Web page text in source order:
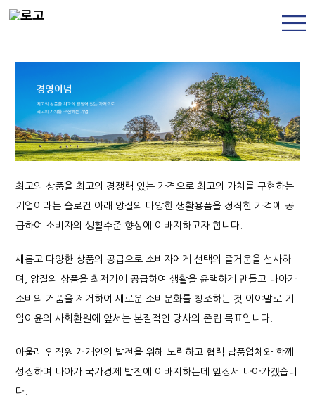
최고의 상품을 최고의 경쟁력 있는 가격으로 최고의 가치를 구현하는
기업이라는 슬로건 아래 양질의 다양한 생활용품을 정직한 가격에 공
급하여 소비자의 생활수준 향상에 이바지하고자 합니다.
새롭고 다양한 상품의 공급으로 소비자에게 선택의즐거움을 선사하
며, 양질의 상품을 최저가에
공급하여 생활을 윤택하게 만들고 나아가
소비의 거품을 제거하여 새로운 소비문화를 창조하는 것 이야말로 기
업이윤의 사회환원에 앞서는 본질적인 당사의 존립 목표입니다.
아울러 임직원 개개인의 발전을 위해 노력하고 협력 납품업체와 함께
성장하며 나아가 국가경제 발전에
이바지하는데 앞장서 나아가겠습니
다.